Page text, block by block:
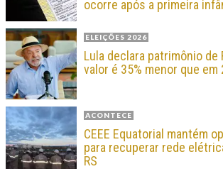
ocorre após a primeira
ELEIÇÕES 2026
Lula declara patrimônio de
valor é 35% menor que em
ACONTECE
CEEE Equatorial mantém
para recuperar rede
RS